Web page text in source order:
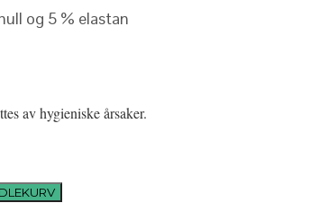
og 5 % elastan
av hygieniske årsaker.